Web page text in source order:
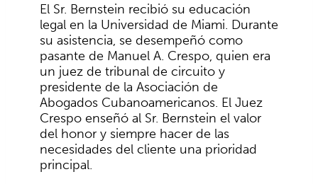
El Sr. Bernstein recibió su educación
legal en la Universidad de Miami. Durante
su asistencia, se desempeñó como
pasante de Manuel A. Crespo, quien era
un juez de tribunal de circuito y
presidente de la Asociación de
Abogados Cubanoamericanos. El Juez
Crespo enseñó al Sr. Bernstein el valor
del honor y siempre hacer de las
necesidades del cliente una prioridad
principal.